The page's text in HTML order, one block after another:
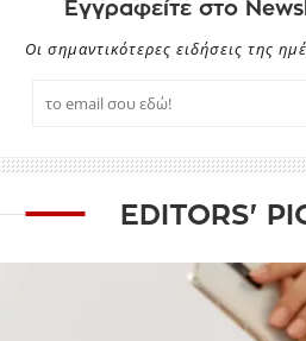
Εγγραφείτε στο
Οι σημαντικότερες ειδήσεις της
EDITORS'